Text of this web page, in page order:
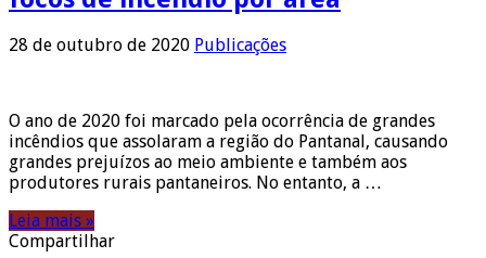
28 de outubro de 2020 Publicações
O ano de 2020 foi marcado pela ocorrência de grandes
incêndios que assolaram a região do Pantanal, causando
grandes prejuízos ao meio ambiente e também aos
produtores rurais pantaneiros. No entanto, a …
Leia mais »
Compartilhar